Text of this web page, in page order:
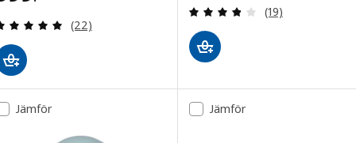
Recensera: 4.9 utav 5 stjärnor. Totalt antal
(22)
Recensera:
(19)
Jämför Jämför